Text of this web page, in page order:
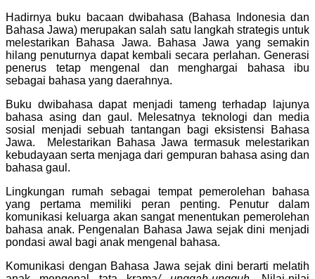
Hadirnya buku bacaan dwibahasa (Bahasa Indonesia dan
Bahasa Jawa) merupakan salah satu langkah strategis untuk
melestarikan Bahasa Jawa. Bahasa Jawa yang semakin
hilang penuturnya dapat kembali secara perlahan. Generasi
penerus tetap mengenal dan menghargai bahasa ibu
sebagai bahasa yang daerahnya.
Buku dwibahasa dapat menjadi tameng terhadap lajunya
bahasa asing dan gaul. Melesatnya teknologi dan media
sosial menjadi sebuah tantangan bagi eksistensi Bahasa
Jawa. Melestarikan Bahasa Jawa termasuk melestarikan
kebudayaan serta menjaga dari gempuran bahasa asing dan
bahasa gaul.
Lingkungan rumah sebagai tempat pemerolehan bahasa
yang pertama memiliki peran penting. Penutur dalam
komunikasi keluarga akan sangat menentukan pemerolehan
bahasa anak. Pengenalan Bahasa Jawa sejak dini menjadi
pondasi awal bagi anak mengenal bahasa.
Komunikasi dengan Bahasa Jawa sejak dini berarti melatih